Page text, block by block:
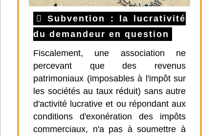
Subvention : la lucrativité
du demandeur en question
Fiscalement, une association ne
percevant que des revenus
patrimoniaux (imposables à l'impôt sur
les sociétés au taux réduit) sans autre
d'activité lucrative et ou répondant aux
conditions d'exonération des impôts
commerciaux, n'a pas à soumettre à